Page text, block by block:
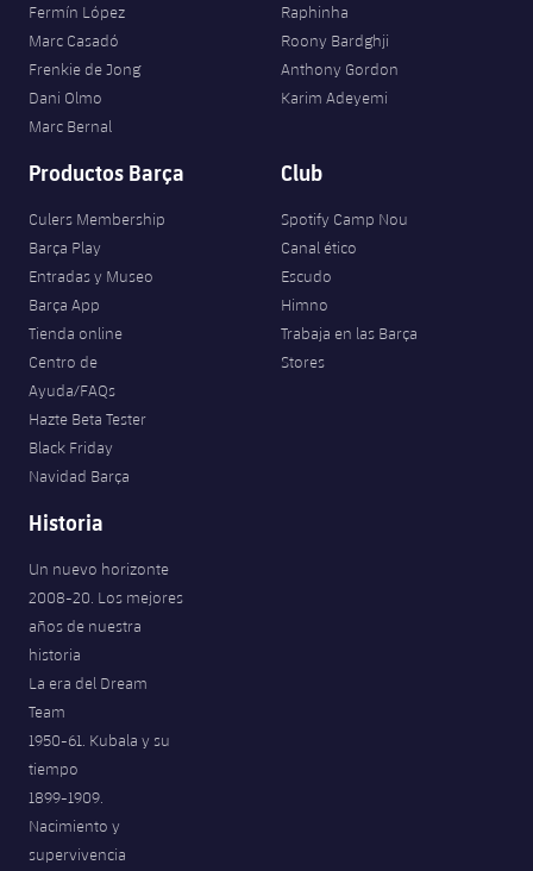
Fermín López
Marc Casadó
Frenkie de Jong
Dani Olmo
Marc Bernal
Raphinha
Roony Bardghji
Anthony Gordon
Karim Adeyemi
Productos Barça
Culers Membership
Barça Play
Entradas y Museo
Barça App
Tienda online
Centro de
Ayuda/FAQs
Hazte Beta Tester
Black Friday
Navidad Barça
Club
Spotify Camp Nou
Canal ético
Escudo
Himno
Trabaja en las Barça
Stores
Historia
Un nuevo horizonte
2008-20. Los mejores
años de nuestra
historia
La era del Dream
Team
1950-61. Kubala y su
tiempo
1899-1909.
Nacimiento y
supervivencia